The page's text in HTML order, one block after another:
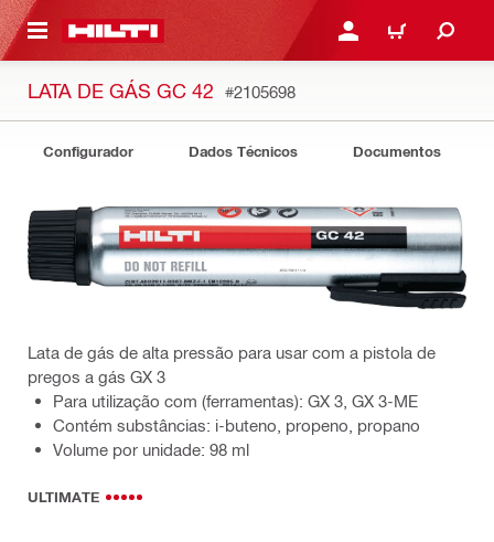
PRINCIPAL ENTRAR OU CADASTRAR
CARRINHO
LATA DE GÁS GC 42 #2105698
Configurador Dados Técnicos Documentos
Lata de gás de alta pressão para usar com a pistola de
pregos a gás GX 3
Para utilização com (ferramentas): GX 3, GX 3-ME
Contém substâncias: i-buteno, propeno, propano
Volume por unidade: 98 ml
ULTIMATE